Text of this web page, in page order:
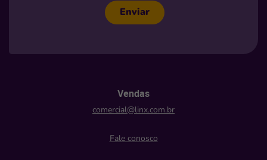
Enviar
Vendas
comercial@linx.com.br
Fale conosco